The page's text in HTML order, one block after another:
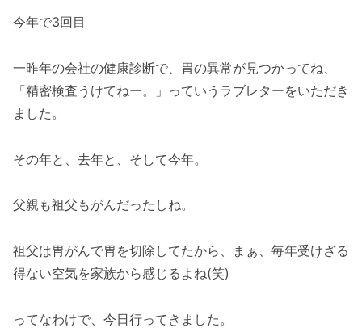
今年で3回目
一昨年の会社の健康診断で、胃の異常が見つかってね、
「精密検査うけてねー。」っていうラブレターをいただき
ました。
その年と、去年と、そして今年。
父親も祖父もがんだったしね。
祖父は胃がんで胃を切除してたから、まぁ、毎年受けざる
得ない空気を家族から感じるよね(笑)
ってなわけで、今日行ってきました。